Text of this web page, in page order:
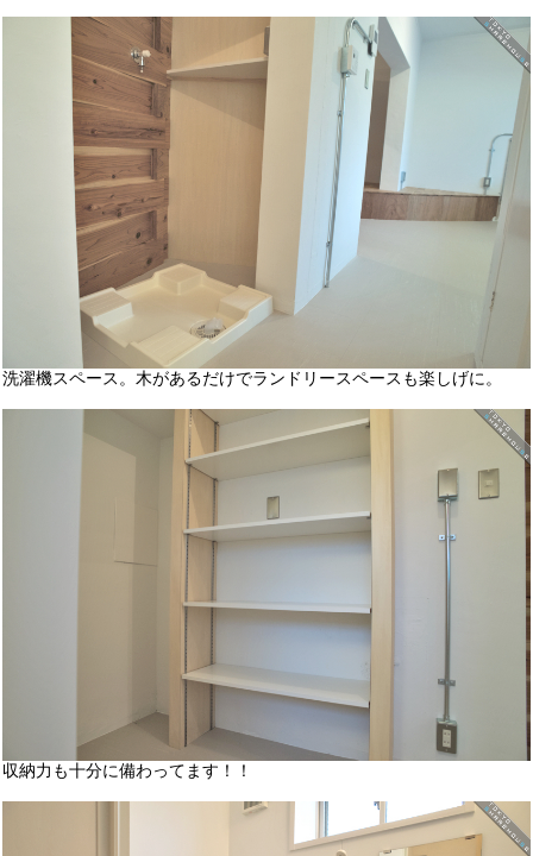
洗濯機スペース。木があるだけでランドリースペースも楽しげに。
収納力も十分に備わってます！！